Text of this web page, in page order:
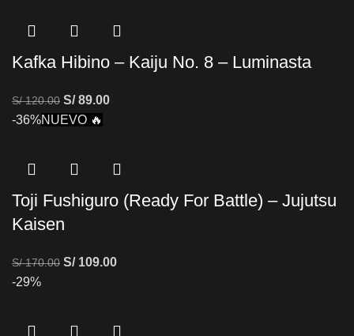
Kafka Hibino – Kaiju No. 8 – Luminasta
S/120.00 S/89.00
-36%NUEVO 🔥
Toji Fushiguro (Ready For Battle) – Jujutsu
Kaisen
S/170.00 S/109.00
-29%